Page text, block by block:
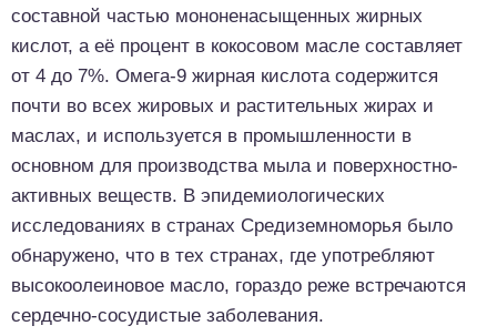
составной частью мононенасыщенных жирных
кислот, а её процент в кокосовом масле составляет
от 4 до 7%. Омега-9 жирная кислота содержится
почти во всех жировых и растительных жирах и
маслах, и используется в промышленности в
основном для производства мыла и поверхностно-
активных веществ. В эпидемиологических
исследованиях в странах Средиземноморья было
обнаружено, что в тех странах, где употребляют
высокоолеиновое масло, гораздо реже встречаются
сердечно-сосудистые заболевания.